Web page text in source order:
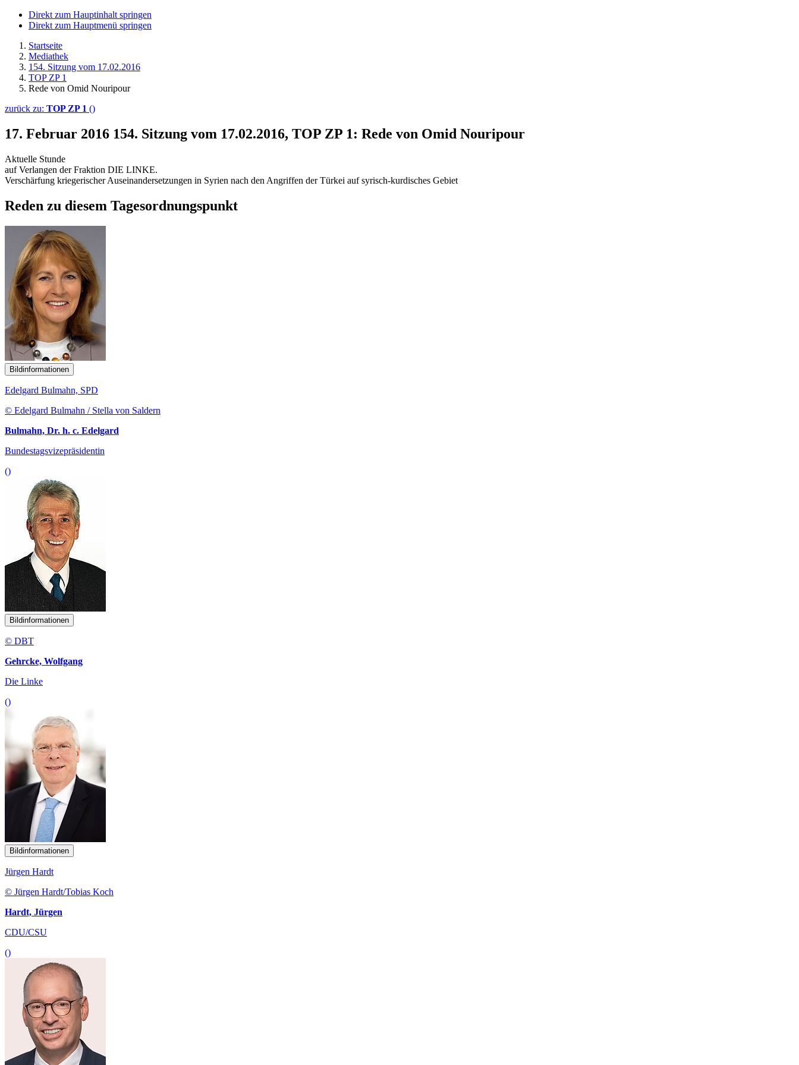
Direkt zum Hauptinhalt springen
Direkt zum Hauptmenü springen
Startseite
Mediathek
154. Sitzung vom 17.02.2016
TOP ZP 1
Rede von Omid Nouripour
zurück zu: TOP ZP 1 ()
17. Februar 2016 154. Sitzung vom 17.02.2016, TOP ZP 1: Rede von Omid Nouripour
Aktuelle Stunde
auf Verlangen der Fraktion DIE LINKE.
Verschärfung kriegerischer Auseinandersetzungen in Syrien nach den Angriffen der Türkei auf syrisch-kurdisches Gebiet
Reden zu diesem Tagesordnungspunkt
Bildinformationen
Edelgard Bulmahn, SPD
© Edelgard Bulmahn / Stella von Saldern
Bulmahn, Dr. h. c. Edelgard
Bundestagsvizepräsidentin
()
Bildinformationen
© DBT
Gehrcke, Wolfgang
Die Linke
()
Bildinformationen
Jürgen Hardt
© Jürgen Hardt/Tobias Koch
Hardt, Jürgen
CDU/CSU
()